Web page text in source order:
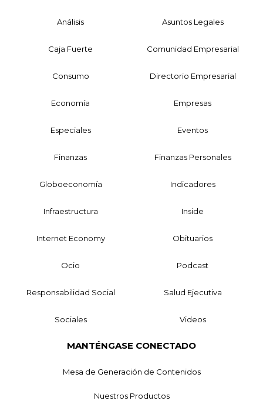
Análisis Asuntos Legales
Caja Fuerte Comunidad Empresarial
Consumo Directorio Empresarial
Economía Empresas
Especiales Eventos
Finanzas Finanzas Personales
Globoeconomía Indicadores
Infraestructura Inside
Internet Economy Obituarios
Ocio Podcast
Responsabilidad Social Salud Ejecutiva
Sociales Videos
MANTÉNGASE CONECTADO
Mesa de Generación de Contenidos
Nuestros Productos